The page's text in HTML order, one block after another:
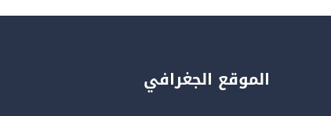
الموقع الجغرافي